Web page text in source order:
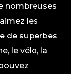
nombreuses
les
de superbes
le vélo, la